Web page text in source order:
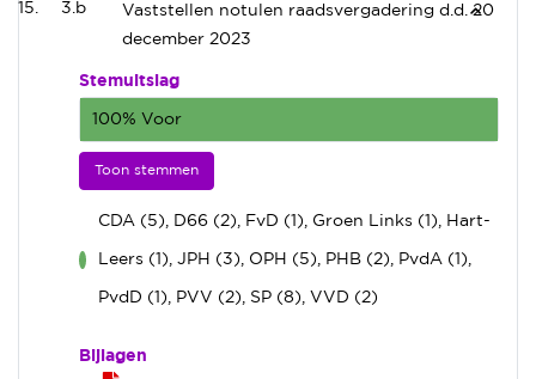
3.b
Vaststellen notulen raadsvergadering d.d. 20
december 2023
Stemuitslag
100% Voor
Toon stemmen
CDA (5), D66 (2), FvD (1), Groen Links (1), Hart-
Leers (1), JPH (3), OPH (5), PHB (2), PvdA (1),
PvdD (1), PVV (2), SP (8), VVD (2)
Bijlagen